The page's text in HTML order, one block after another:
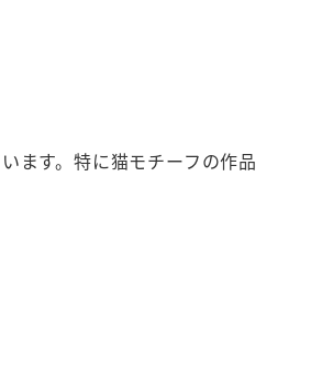
ます。特に猫モチーフの作品